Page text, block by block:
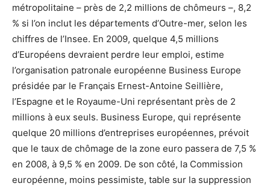
métropolitaine – près de 2,2 millions de chômeurs –, 8,2
% si l’on inclut les départements d’Outre-mer, selon les
chiffres de l’Insee. En 2009, quelque 4,5 millions
d’Européens devraient perdre leur emploi, estime
l’organisation patronale européenne Business Europe
présidée par le Français Ernest-Antoine Seillière,
l’Espagne et le Royaume-Uni représentant près de 2
millions à eux seuls. Business Europe, qui représente
quelque 20 millions d’entreprises européennes, prévoit
que le taux de chômage de la zone euro passera de 7,5 %
en 2008, à 9,5 % en 2009. De son côté, la Commission
européenne, moins pessimiste, table sur la suppression